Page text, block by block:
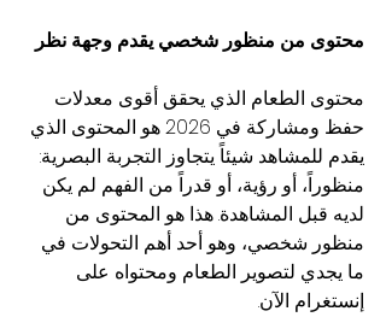
محتوى من منظور شخصي يقدم وجهة نظر
محتوى الطعام الذي يحقق أقوى معدلات
حفظ ومشاركة في 2026 هو المحتوى الذي
يقدم للمشاهد شيئاً يتجاوز التجربة البصرية:
منظوراً، أو رؤية، أو قدراً من الفهم لم يكن
لديه قبل المشاهدة. هذا هو المحتوى من
منظور شخصي، وهو أحد أهم التحولات في
ما يجدي لتصوير الطعام ومحتواه على
إنستغرام الآن.